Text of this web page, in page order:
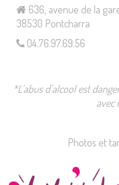
636, avenue de la
38530 Pontcharra
04.76.97.69.56
*L’abus d’alcool est
avec
Photos et